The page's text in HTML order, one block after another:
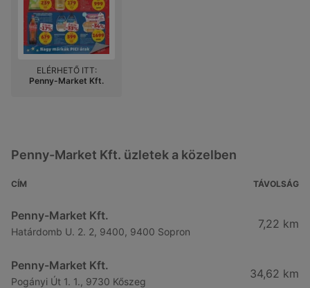
ELÉRHETŐ ITT:
Penny-Market Kft.
Penny-Market Kft. üzletek a közelben
CÍM TÁVOLSÁG
Penny-Market Kft.
Határdomb U. 2. 2, 9400, 9400 Sopron
7,22 km
Penny-Market Kft.
Pogányi Út 1. 1., 9730 Kőszeg
34,62 km